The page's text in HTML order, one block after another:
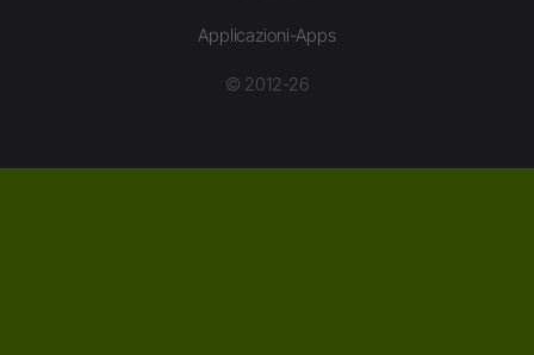
Applicazioni-Apps
© 2012-26